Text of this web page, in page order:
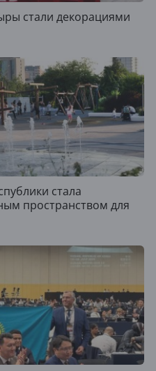
стали декорациями
стала
пространством для